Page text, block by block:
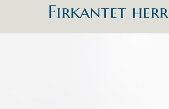
Firkantet